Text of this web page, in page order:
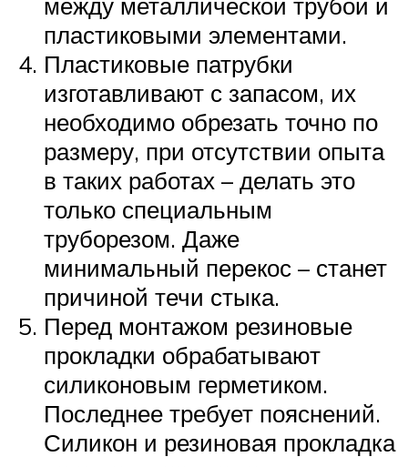
пластиковыми элементами.
Пластиковые патрубки
изготавливают с запасом, их
необходимо обрезать точно по
размеру, при отсутствии опыта
в таких работах – делать это
только специальным
труборезом. Даже
минимальный перекос – станет
причиной течи стыка.
Перед монтажом резиновые
прокладки обрабатывают
силиконовым герметиком.
Последнее требует пояснений.
Силикон и резиновая прокладка